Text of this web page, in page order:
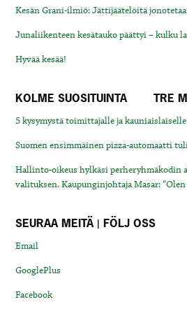
Kesän Grani-ilmiö: Jättijäätelöitä
Junaliikenteen kesätauko päättyi – kulku
Hyvää kesää!
KOLME SUOSITUINTA TRE
5 kysymystä toimittajalle ja
Suomen ensimmäinen pizza-automaatti
Hallinto-oikeus hylkäsi perheryhmäkodin
valituksen. Kaupunginjohtaja Masar:
SEURAA MEITÄ | FÖLJ OSS
Email
GooglePlus
Facebook